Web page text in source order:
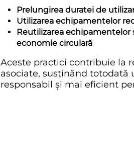
Prelungirea duratei de
Utilizarea echipamentelor
Reutilizarea echipamentelor
economie circulară
Aceste practici contribuie la
asociate, susținând totodată
responsabil și mai eficient